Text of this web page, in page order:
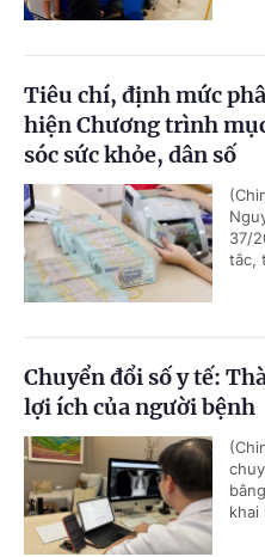
Tiêu chí, định mức
hiện Chương trình
sóc sức khỏe, dân số
37/
tắc,
Chuyển đổi số y tế:
lợi ích của người bệnh
khai